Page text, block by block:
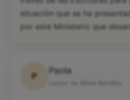
situación que se ha
por este Ministerio que
P
Paola